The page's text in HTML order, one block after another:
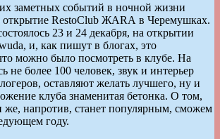
заметных событий в ночной жизни
открытие RestoClub ЖАRА в Черемушках.
23 и 24 декабря, на открытии
и, как пишут в блогах, это
можно было посмотреть в клубе. На
не более 100 человек, звук и интерьер
оставляют желать лучшего, ну и
клуба знаменитая бетонка. О том,
же, напротив, станет популярным, сможем
году.